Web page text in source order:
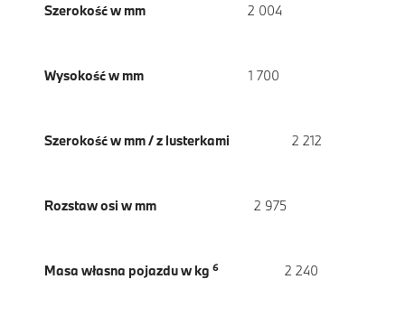
Szerokość w mm 2 004
Wysokość w mm 1 700
Szerokość w mm / z lusterkami 2 212
Rozstaw osi w mm 2 975
Masa własna pojazdu w kg 6 2 240